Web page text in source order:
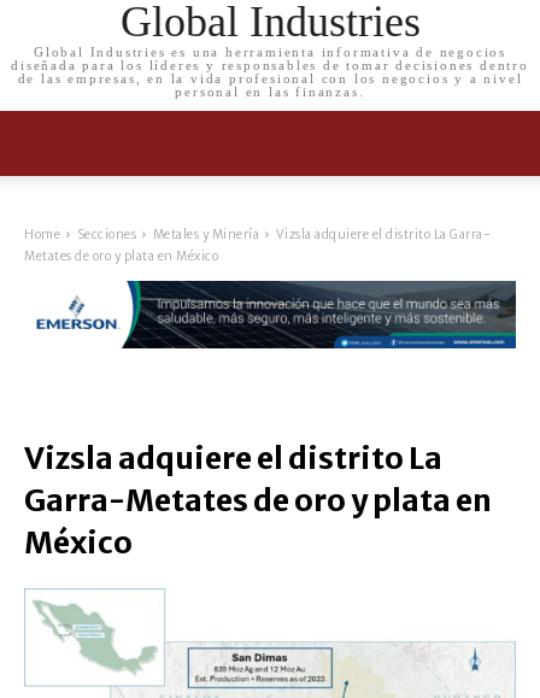
Global Industries
Global Industries es una herramienta informativa de negocios
diseñada para los líderes y responsables de tomar decisiones dentro
de las empresas, en la vida profesional con los negocios y a nivel
personal en las finanzas.
Home Secciones Metales y Minería
Vizsla adquiere el distrito La Garra-
Metates de oro y plata en México
Vizsla adquiere el distrito La
Garra-Metates de oro y plata en
México